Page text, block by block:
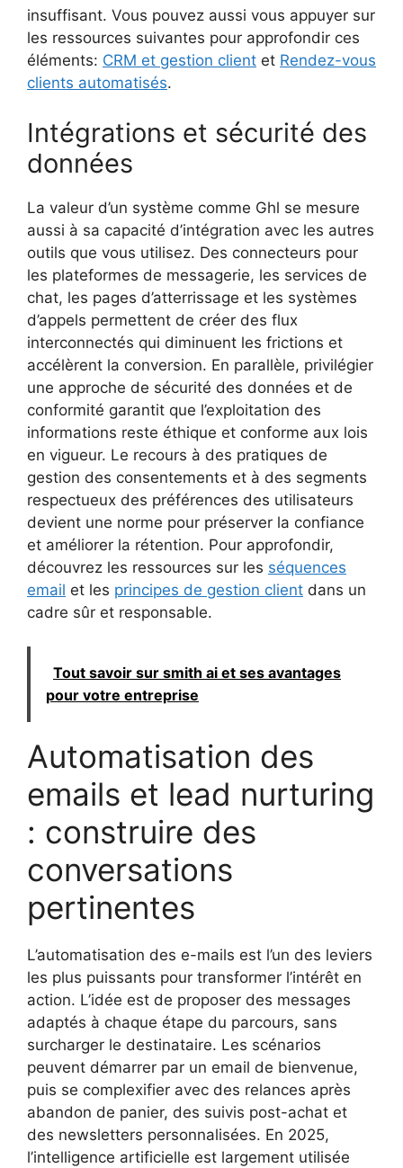
insuffisant. Vous pouvez aussi vous appuyer sur
les ressources suivantes pour approfondir ces
éléments: CRM et gestion client et Rendez-vous
clients automatisés.
Intégrations et sécurité des
données
La valeur d’un système comme Ghl se mesure
aussi à sa capacité d’intégration avec les autres
outils que vous utilisez. Des connecteurs pour
les plateformes de messagerie, les services de
chat, les pages d’atterrissage et les systèmes
d’appels permettent de créer des flux
interconnectés qui diminuent les frictions et
accélèrent la conversion. En parallèle, privilégier
une approche de sécurité des données et de
conformité garantit que l’exploitation des
informations reste éthique et conforme aux lois
en vigueur. Le recours à des pratiques de
gestion des consentements et à des segments
respectueux des préférences des utilisateurs
devient une norme pour préserver la confiance
et améliorer la rétention. Pour approfondir,
découvrez les ressources sur les séquences
email et les principes de gestion client dans un
cadre sûr et responsable.
Tout savoir sur smith ai et ses avantages
pour votre entreprise
Automatisation des
emails et lead nurturing
: construire des
conversations
pertinentes
L’automatisation des e-mails est l’un des leviers
les plus puissants pour transformer l’intérêt en
action. L’idée est de proposer des messages
adaptés à chaque étape du parcours, sans
surcharger le destinataire. Les scénarios
peuvent démarrer par un email de bienvenue,
puis se complexifier avec des relances après
abandon de panier, des suivis post-achat et
des newsletters personnalisées. En 2025,
l’intelligence artificielle est largement utilisée